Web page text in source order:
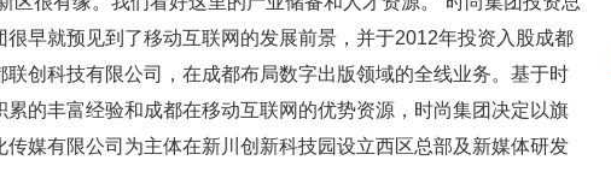
很早就预见到了移动互联网的发展前景，并于2012年投资入股成都
创科技有限公司，在成都布局数字出版领域的全线业务。基于时
累的丰富经验和成都在移动互联网的优势资源，时尚集团决定以旗
传媒有限公司为主体在新川创新科技园设立西区总部及新媒体研发